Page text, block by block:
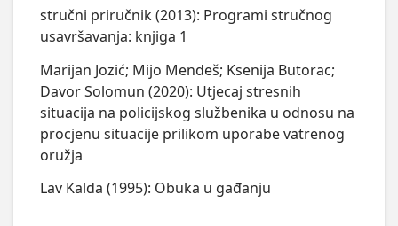
stručni priručnik (2013): Programi stručnog
usavršavanja: knjiga 1
Marijan Jozić; Mijo Mendeš; Ksenija Butorac;
Davor Solomun (2020): Utjecaj stresnih
situacija na policijskog službenika u odnosu na
procjenu situacije prilikom uporabe vatrenog
oružja
Lav Kalda (1995): Obuka u gađanju